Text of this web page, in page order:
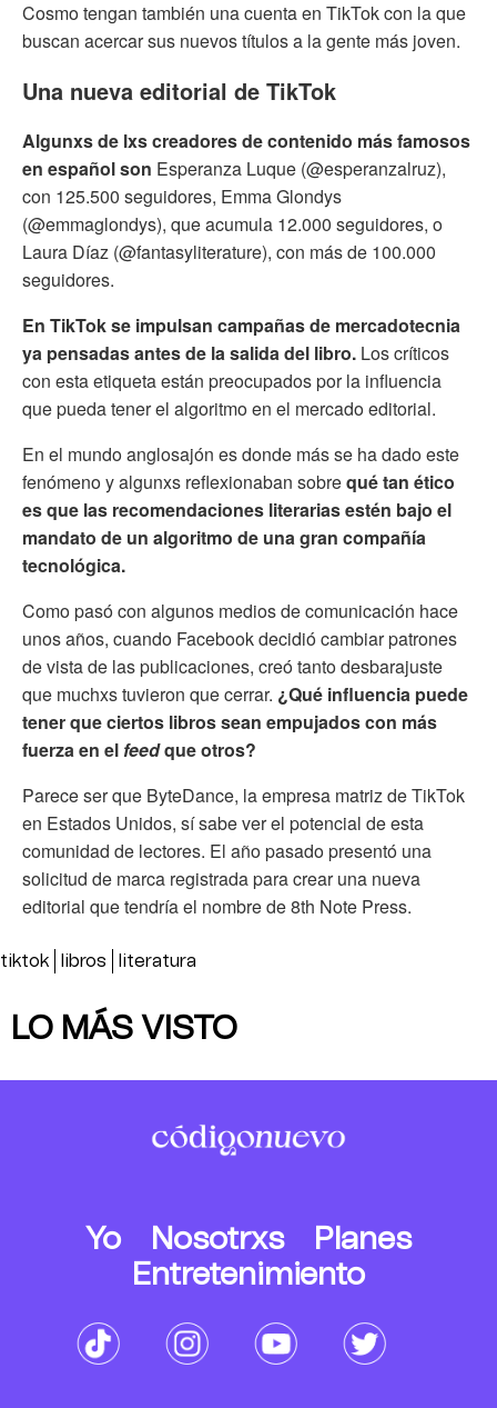
Cosmo tengan también una cuenta en TikTok con la que
buscan acercar sus nuevos títulos a la gente más joven.
Una nueva editorial de TikTok
Algunxs de lxs creadores de contenido más famosos
en español son Esperanza Luque (@esperanzalruz),
con 125.500 seguidores, Emma Glondys
(@emmaglondys), que acumula 12.000 seguidores, o
Laura Díaz (@fantasyliterature), con más de 100.000
seguidores.
En TikTok se impulsan campañas de mercadotecnia
ya pensadas antes de la salida del libro. Los críticos
con esta etiqueta están preocupados por la influencia
que pueda tener el algoritmo en el mercado editorial.
En el mundo anglosajón es donde más se ha dado este
fenómeno y algunxs reflexionaban sobrequé tan ético
es que las recomendaciones literarias estén bajo el
mandato de un algoritmo de una gran compañía
tecnológica.
Como pasó con algunos medios de comunicación hace
unos años, cuando Facebook decidió cambiar patrones
de vista de las publicaciones, creó tanto desbarajuste
que muchxs tuvieron que cerrar. ¿Qué influencia puede
tener que ciertos libros sean empujados con más
fuerza en el feedque otros?
Parece ser que ByteDance, la empresa matriz de TikTok
en Estados Unidos, sí sabe ver el potencial de esta
comunidad de lectores. El año pasado presentó una
solicitud de marca registrada para crear una nueva
editorial que tendría el nombre de 8th Note Press.
tiktok libros literatura
LO MÁS VISTO
Yo Nosotrxs
Planes
Entretenimiento